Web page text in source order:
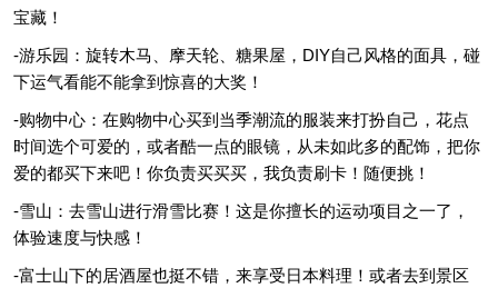
宝藏！
-游乐园：旋转木马、摩天轮、糖果屋，DIY自己风格的面具，碰
下运气看能不能拿到惊喜的大奖！
-购物中心：在购物中心买到当季潮流的服装来打扮自己，花点
时间选个可爱的，或者酷一点的眼镜，从未如此多的配饰，把你
爱的都买下来吧！你负责买买买，我负责刷卡！随便挑！
-雪山：去雪山进行滑雪比赛！这是你擅长的运动项目之一了，
体验速度与快感！
-富士山下的居酒屋也挺不错，来享受日本料理！或者去到景区